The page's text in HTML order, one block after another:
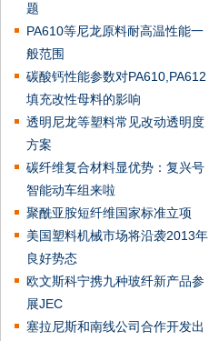
题
PA610等尼龙原料耐高温性能一
般范围
碳酸钙性能参数对PA610,PA612
填充改性母料的影响
透明尼龙等塑料常见改动透明度
方案
碳纤维复合材料显优势：复兴号
智能动车组来啦
聚酰亚胺短纤维国家标准立项
美国塑料机械市场将沿袭2013年
良好势态
欧文斯科宁携九种玻纤新产品参
展JEC
塞拉尼斯和南线公司合作开发出